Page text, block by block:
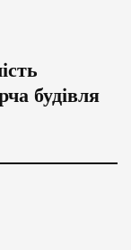
будівля